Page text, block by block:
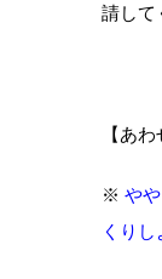
請して
【あ
※ や
くりし